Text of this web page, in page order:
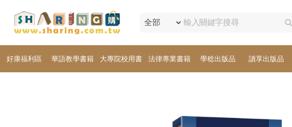
好康福利區 華語教學書籍 大專院校用書 法律專業書籍 學稔出版品 讀享出版品